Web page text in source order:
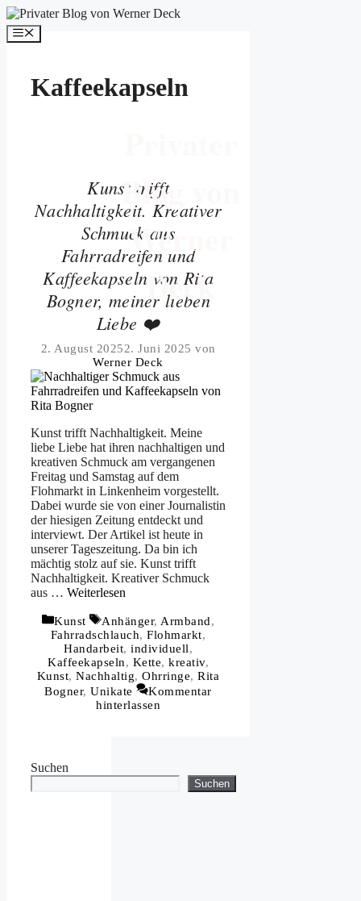
Zum
Inhalt
springen
Blog von
Werner
Deck
Menü
Kaffeekapseln
Kunst trifft
Nachhaltigkeit. Kreativer
Schmuck aus
Fahrradreifen und
Kaffeekapseln von Rita
Bogner, meiner lieben
Liebe ❤️
2. August 20252. Juni 2025 von
Werner Deck
Kunst trifft Nachhaltigkeit. Meine
liebe Liebe hat ihren nachhaltigen und
kreativen Schmuck am vergangenen
Freitag und Samstag auf dem
Flohmarkt in Linkenheim vorgestellt.
Dabei wurde sie von einer Journalistin
der hiesigen Zeitung entdeckt und
interviewt. Der Artikel ist heute in
unserer Tageszeitung. Da bin ich
mächtig stolz auf sie. Kunst trifft
Nachhaltigkeit. Kreativer Schmuck
aus … Weiterlesen
Kategorien
Kunst Schlagwörter
Anhänger,Armband,
Fahrradschlauch,Flohmarkt,
Handarbeit,individuell,
Kaffeekapseln, Kette,kreativ,
Kunst,Nachhaltig,Ohrringe,Rita
Bogner,Unikate
Kommentar
hinterlassen
Suchen
Suchen